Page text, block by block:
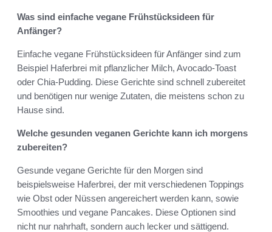
Was sind einfache vegane Frühstücksideen für
Anfänger?
Einfache vegane Frühstücksideen für Anfänger sind zum
Beispiel Haferbrei mit pflanzlicher Milch, Avocado-Toast
oder Chia-Pudding. Diese Gerichte sind schnell zubereitet
und benötigen nur wenige Zutaten, die meistens schon zu
Hause sind.
Welche gesunden veganen Gerichte kann ich morgens
zubereiten?
Gesunde vegane Gerichte für den Morgen sind
beispielsweise Haferbrei, der mit verschiedenen Toppings
wie Obst oder Nüssen angereichert werden kann, sowie
Smoothies und vegane Pancakes. Diese Optionen sind
nicht nur nahrhaft, sondern auch lecker und sättigend.